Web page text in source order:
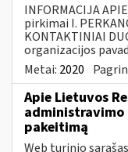
INFORMACIJA
pirkimai I.
KONTAKTINIAI
organizacijos
Metai: 2020
Apie Lietuvos
pakeitimą
Web turinio sąrašas